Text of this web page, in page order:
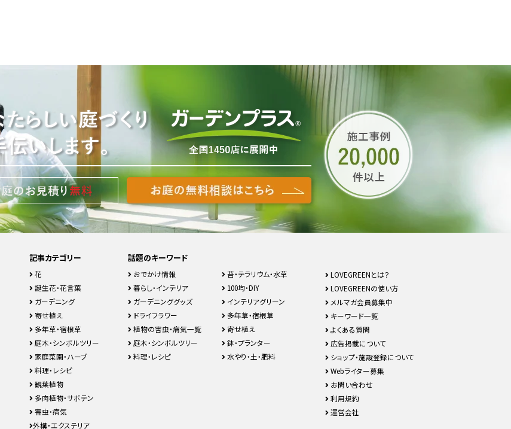
記事カテゴリー
花
誕生花・花言葉
ガーデニング
寄せ植え
多年草・宿根草
庭木・シンボルツリー
家庭菜園・ハーブ
料理・レシピ
観葉植物
多肉植物・サボテン
害虫・病気
外構・エクステリア
話題のキーワード
おでかけ情報
苔・テラリウム・水草
暮らし・インテリア
100均・DIY
ガーデニンググッズ
インテリアグリーン
ドライフラワー
多年草・宿根草
植物の害虫・病気一覧
寄せ植え
庭木・シンボルツリー
鉢・プランター
料理・レシピ
水やり・土・肥料
LOVEGREENとは？
LOVEGREENの使い方
メルマガ会員募集中
キーワード一覧
よくある質問
広告掲載について
ショップ・施設登録について
Webライター募集
お問い合わせ
利用規約
運営会社